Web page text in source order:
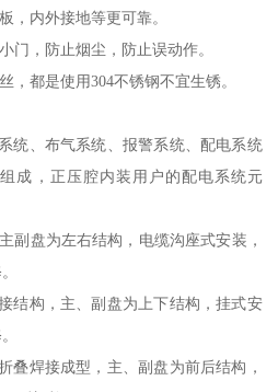
，内外接地等更可靠。
门，防止烟尘，防止误动作。
，都是使用304不锈钢不宜生锈。
统、布气系统、报警系统、配电系统
成，正压腔内装用户的配电系统元
副盘为左右结构，电缆沟座式安装，
结构，主、副盘为上下结构，挂式安
叠焊接成型，主、副盘为前后结构，